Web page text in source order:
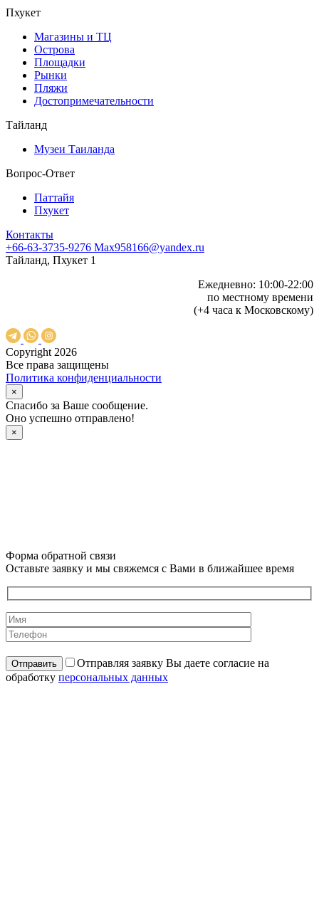
Пхукет
Магазины и ТЦ
Острова
Площадки
Рынки
Пляжи
Достопримечательности
Тайланд
Музеи Таиланда
Вопрос-Ответ
Паттайя
Пхукет
Контакты
+66-63-3735-9276 Max958166@yandex.ru
Тайланд, Пхукет 1
Ежедневно: 10:00-22:00
по местному времени
(+4 часа к Московскому)
Copyright 2026
Все права защищены
Политика конфиденциальности
×
Спасибо за Ваше сообщение.
Оно успешно отправлено!
×
Форма обратной связи
Оставьте заявку и мы свяжемся с Вами в ближайшее время
Отправляя заявку Вы даете согласие на
обработку персональных данных